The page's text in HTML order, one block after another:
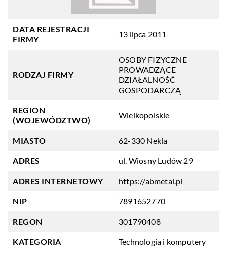
DATA REJESTRACJI
FIRMY
13 lipca 2011
RODZAJ FIRMY
OSOBY FIZYCZNE
PROWADZĄCE
DZIAŁALNOŚĆ
GOSPODARCZĄ
REGION
(WOJEWÓDZTWO)
Wielkopolskie
MIASTO 62-330 Nekla
ADRES ul. Wiosny Ludów 29
ADRES INTERNETOWY https://abmetal.pl
NIP 7891652770
REGON 301790408
KATEGORIA Technologia i komputery